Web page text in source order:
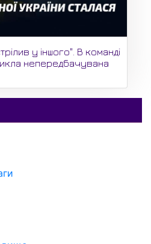
у іншого". В команді
непередбачувана